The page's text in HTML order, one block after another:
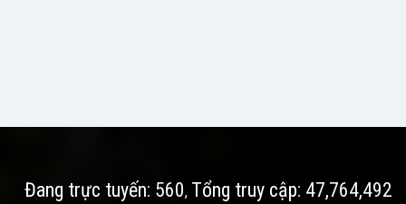
Đang trực tuyến: 560, Tổng truy cập: 47,764,492